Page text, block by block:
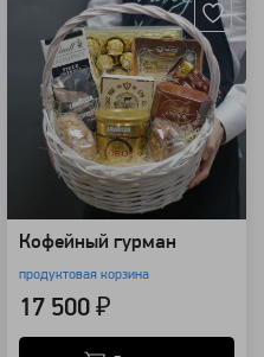
Кофейный гурман
продуктовая корзина
17 500 ₽